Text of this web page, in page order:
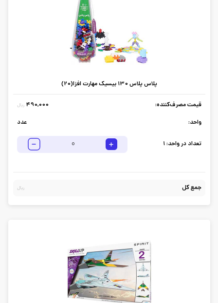
پلاس پلاس 130 بیسیک مهارت افزا(20)
قیمت مصرف‌کننده: 490,000 ریال
واحد: عدد
تعداد در واحد:1
جمع کل ریال